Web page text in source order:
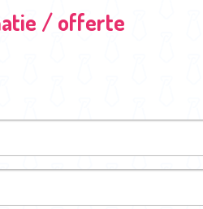
/ offerte